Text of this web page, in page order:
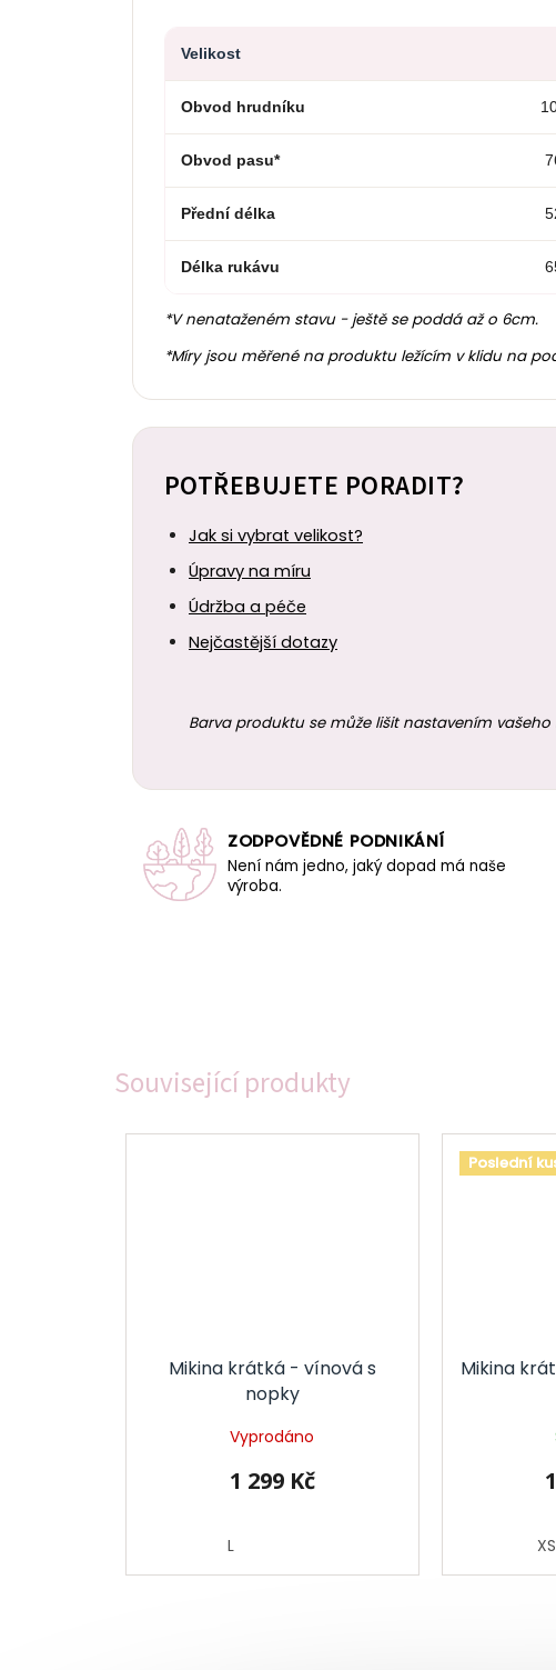
Související produkty
Mikina krátká - vínová s
nopky
Vyprodáno
1 299 Kč
L
Poslední
Mikina
XS
Velikost
Obvod hrudníku
Obvod pasu*
Přední délka
Délka rukávu
*V nenataženém stavu - ještě se poddá až o 6cm.
*Míry jsou měřené na produktu ležícím v klidu na
POTŘEBUJETE PORADIT?
Jak si vybrat velikost?
Úpravy na míru
Údržba a péče
Nejčastější dotazy
Barva produktu se může lišit nastavením
ZODPOVĚDNÉ PODNIKÁNÍ
Není nám jedno, jaký dopad má naše
výroba.